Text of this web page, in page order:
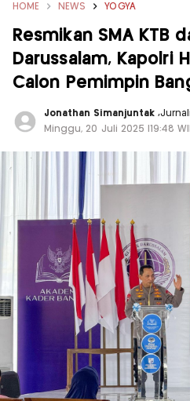
HOME NEWS YOGYA
Resmikan SMA KTB
Darussalam, Kapolri
Calon Pemimpin
Jonathan Simanjuntak,
Minggu, 20 Juli 2025 |19:48